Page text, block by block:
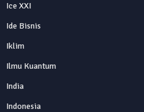
Ice XXI
Ide Bisnis
Iklim
Ilmu Kuantum
India
Indonesia